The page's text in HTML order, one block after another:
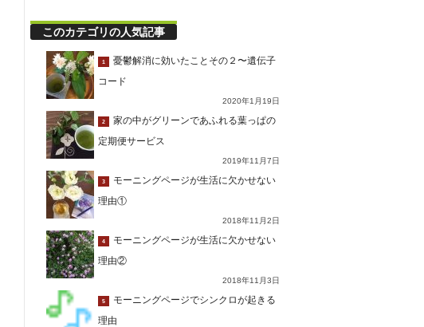
このカテゴリの人気記事
1
憂鬱解消に効いたことその２〜遺伝子
コード
2020年1月19日
2
家の中がグリーンであふれる葉っぱの
定期便サービス
2019年11月7日
3
モーニングページが生活に欠かせない
理由①
2018年11月2日
4
モーニングページが生活に欠かせない
理由②
2018年11月3日
5
モーニングページでシンクロが起きる
理由